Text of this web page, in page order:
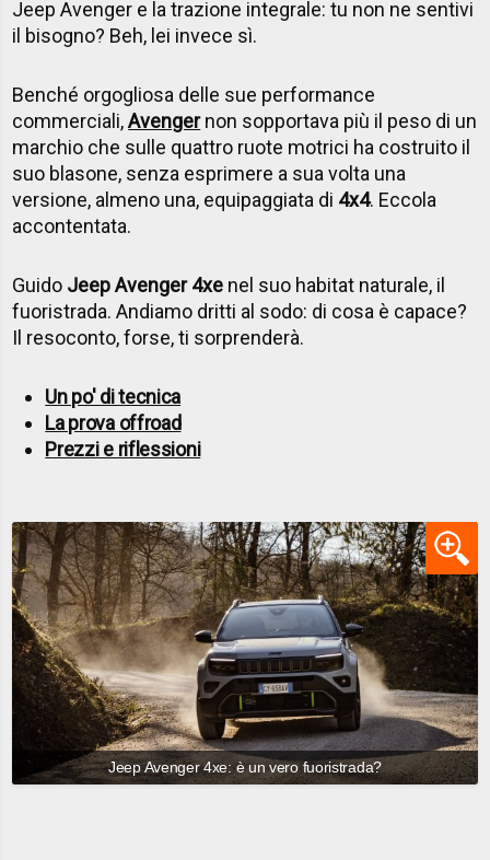
Jeep Avenger e la trazione integrale: tu non ne sentivi
il bisogno? Beh, lei invece sì.
Benché orgogliosa delle sue performance
commerciali,Avengernon sopportava più il peso di un
marchio che sulle quattro ruote motrici ha costruito il
suo blasone, senza esprimere a sua volta una
versione, almeno una, equipaggiata di 4x4. Eccola
accontentata.
Guido Jeep Avenger 4xe nel suo habitat naturale, il
fuoristrada. Andiamo dritti al sodo: di cosa è capace?
Il resoconto, forse, ti sorprenderà.
Un po' di tecnica
La prova offroad
Prezzi e riflessioni
Jeep Avenger 4xe: è un vero fuoristrada?